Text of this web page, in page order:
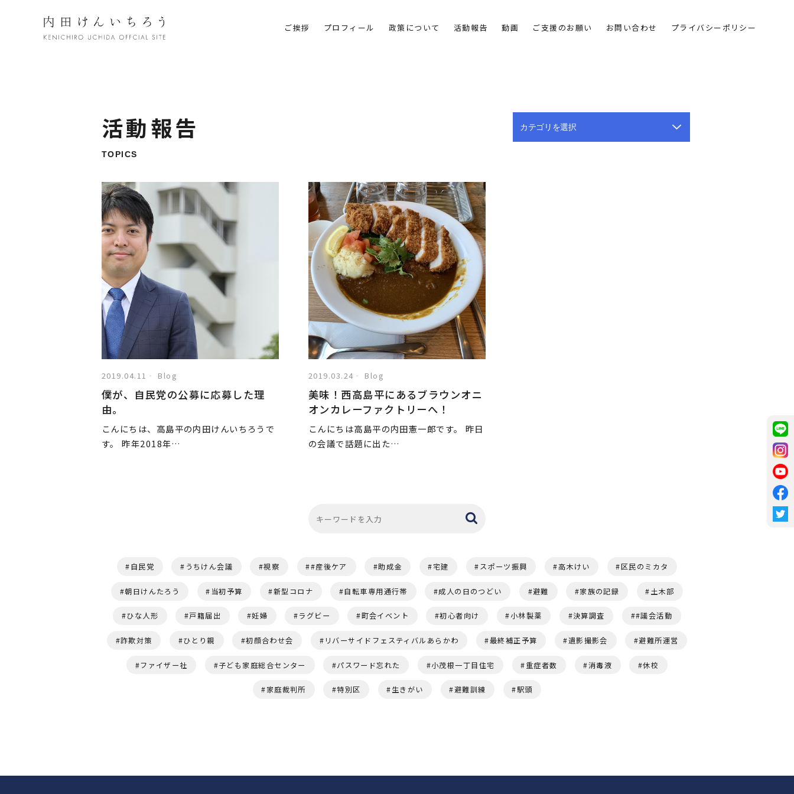
ご挨拶 プロフィール 政策について 活動報告 動画 ご支援のお願い お問い合わせ プライバシーポリシー
活動報告
TOPICS
2019.04.11 Blog
僕が、自民党の公募に応募した理
由。
こんにちは、高島平の内田けんいちろうで
す。 昨年2018年…
2019.03.24 Blog
美味！西高島平にあるブラウンオニ
オンカレーファクトリーへ！
こんにちは高島平の内田憲一郎です。 昨日
の会議で話題に出た…
自民党 うちけん会議 視察 #産後ケア 助成金 宅建 スポーツ振興 高木けい 区民のミカタ
朝日けんたろう 当初予算 新型コロナ 自転車専用通行帯 成人の日のつどい 避難 家族の記録 土木部
ひな人形 戸籍届出 妊婦 ラグビー 町会イベント 初心者向け 小林製薬 決算調査 #議会活動
詐欺対策 ひとり親 初顔合わせ会 リバーサイドフェスティバルあらかわ 最終補正予算 遺影撮影会 避難所運営
ファイザー社 子ども家庭総合センター パスワード忘れた 小茂根一丁目住宅 重症者数 消毒液 休校
家庭裁判所 特別区 生きがい 避難訓練 駅頭